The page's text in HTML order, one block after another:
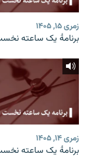
زمری ۱۵, ۱۴۰۵
برنامۀ یک ساعته
زمری ۱۴, ۱۴۰۵
برنامۀ یک ساعته